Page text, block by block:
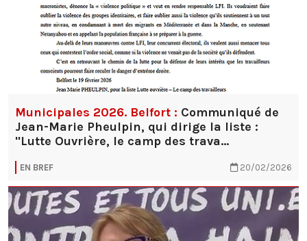
Municipales 2026. Belfort : Communiqué de
Jean-Marie Pheulpin, qui dirige la liste :
"Lutte Ouvrière, le camp des trava…
EN BREF 20/02/2026